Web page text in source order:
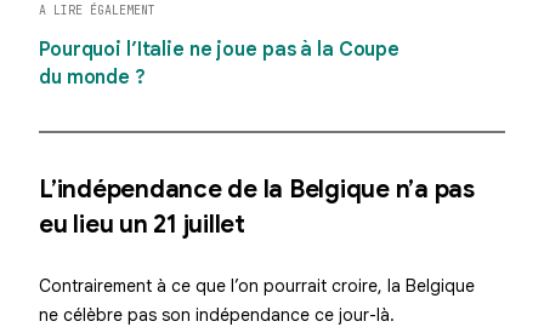
A LIRE ÉGALEMENT
Pourquoi l’Italie ne joue pas à la Coupe
du monde ?
L’indépendance de la Belgique n’a pas
eu lieu un 21 juillet
Contrairement à ce que l’on pourrait croire, la Belgique
ne célèbre pas son indépendance ce jour-là.